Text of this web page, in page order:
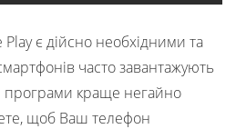
є дійсно необхідними та
часто завантажують
програми краще негайно
щоб Ваш телефон